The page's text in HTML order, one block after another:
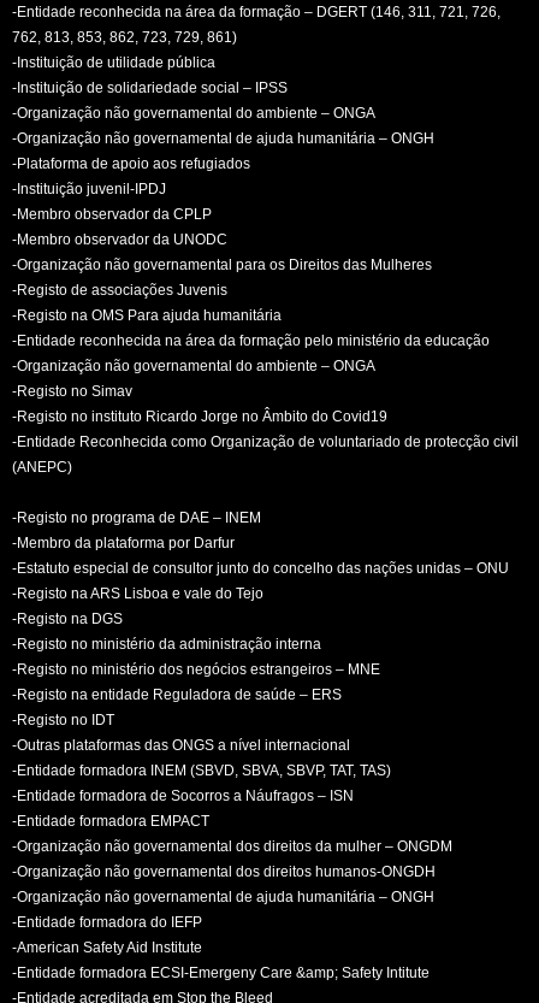
-Entidade reconhecida na área da formação – DGERT (146, 311, 721, 726,
762, 813, 853, 862, 723, 729, 861)
-Instituição de utilidade pública
-Instituição de solidariedade social – IPSS
-Organização não governamental do ambiente – ONGA
-Organização não governamental de ajuda humanitária – ONGH
-Plataforma de apoio aos refugiados
-Instituição juvenil-IPDJ
-Membro observador da CPLP
-Membro observador da UNODC
-Organização não governamental para os Direitos das Mulheres
-Registo de associações Juvenis
-Registo na OMS Para ajuda humanitária
-Entidade reconhecida na área da formação pelo ministério da educação
-Organização não governamental do ambiente – ONGA
-Registo no Simav
-Registo no instituto Ricardo Jorge no Âmbito do Covid19
-Entidade Reconhecida como Organização de voluntariado de protecção civil
(ANEPC)
-Registo no programa de DAE – INEM
-Membro da plataforma por Darfur
-Estatuto especial de consultor junto do concelho das nações unidas – ONU
-Registo na ARS Lisboa e vale do Tejo
-Registo na DGS
-Registo no ministério da administração interna
-Registo no ministério dos negócios estrangeiros – MNE
-Registo na entidade Reguladora de saúde – ERS
-Registo no IDT
-Outras plataformas das ONGS a nível internacional
-Entidade formadora INEM (SBVD, SBVA, SBVP, TAT, TAS)
-Entidade formadora de Socorros a Náufragos – ISN
-Entidade formadora EMPACT
-Organização não governamental dos direitos da mulher – ONGDM
-Organização não governamental dos direitos humanos-ONGDH
-Organização não governamental de ajuda humanitária – ONGH
-Entidade formadora do IEFP
-American Safety Aid Institute
-Entidade formadora ECSI-Emergeny Care &amp; Safety Intitute
-Entidade acreditada em Stop the Bleed